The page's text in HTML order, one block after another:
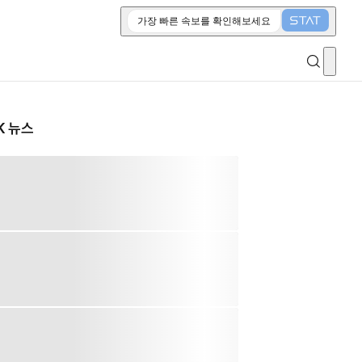
가장 빠른 속보를 확인해보세요
뉴스